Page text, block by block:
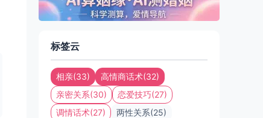
标签云
相亲(33)
高情商话术(32)
亲密关系(30)
恋爱技巧(27)
调情话术(27)
两性关系(25)